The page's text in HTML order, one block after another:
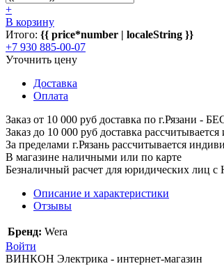
+
В корзину
Итого: {{ price*number | localeString }}
+7 930 885-00-07
Уточнить цену
Доставка
Оплата
Заказ от 10 000 руб доставка по г.Рязани -
Заказ до 10 000 руб доставка
За пределами г.Рязань рассчитывается
В магазине наличными или по карте
Безналичный расчет для юридических лиц
Описание и характеристики
Отзывы
Бренд: Wera
Войти
ВИНКОН Электрика - интернет-магазин